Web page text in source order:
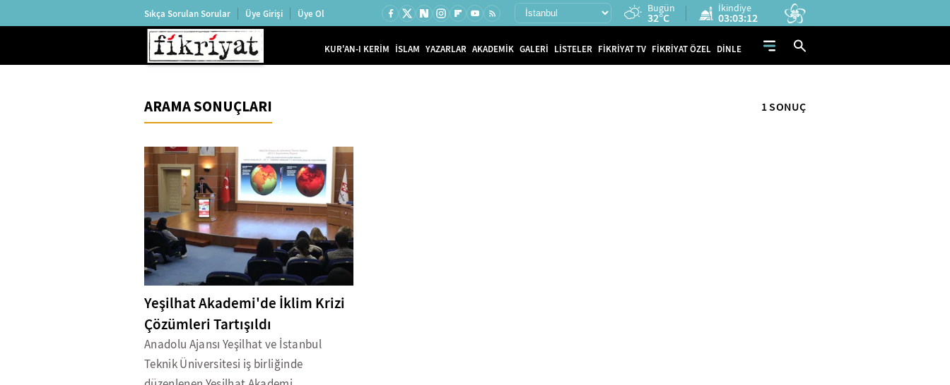
Sıkça Sorulan Sorular Üye Girişi Üye Ol Bugün
32°C
İkindiye
03:03:12
KUR'AN-I KERİM İSLAM YAZARLAR AKADEMİK GALERİ LİSTELER FİKRİYAT TV FİKRİYAT ÖZEL DİNLE
ARAMA SONUÇLARI 1 SONUÇ
Yeşilhat Akademi'de İklim Krizi
Çözümleri Tartışıldı
Anadolu Ajansı Yeşilhat ve İstanbul
Teknik Üniversitesi iş birliğinde